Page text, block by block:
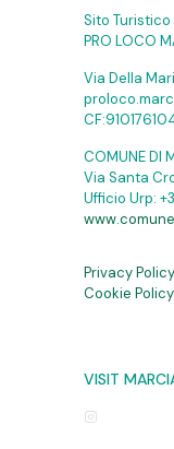
Sito
PRO LOCO
Via Della
COMUNE DI
Via Santa
Ufficio Urp:
Privacy Policy
Cookie Policy
VISIT